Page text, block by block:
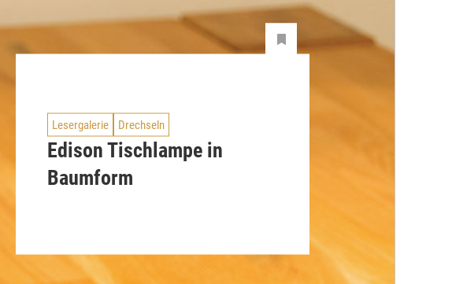
Lesergalerie Drechseln
Edison Tischlampe in
Baumform